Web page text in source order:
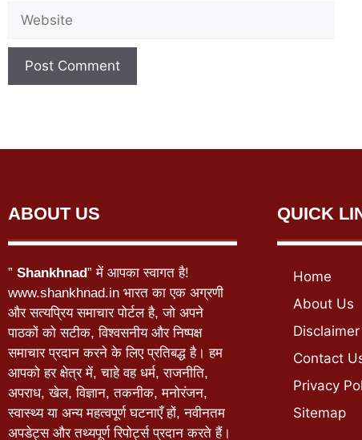
ABOUT US
” Shankhnad” में आपका स्वागत है!
www.shankhnad.in भारत का एक अग्रणी
और सत्यप्रिय समाचार पोर्टल है, जो अपने
पाठकों को सटीक, विश्वसनीय और निष्पक्ष
समाचार प्रदान करने के लिए प्रतिबद्ध है। हम
आपको हर क्षेत्र में, चाहे वह धर्म, राजनीति,
अपराध, खेल, विज्ञान, तकनीक, मनोरंजन,
स्वास्थ्य या अन्य महत्वपूर्ण घटनाएँ हों, नवीनतम
अपडेट्स और तथ्यपूर्ण रिपोर्ट्स प्रदान करते हैं।
QUICK
Home
About Us
Disclaimer
Contact
Privacy
Sitemap